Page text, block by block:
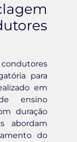
para
em
ensino
duração
abordam
do